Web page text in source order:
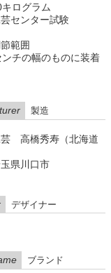
ログラム
センター試験
範囲
ンチの幅のものに装着
製造
芸 高橋秀寿（北海道
県川口市
デザイナー
ブランド